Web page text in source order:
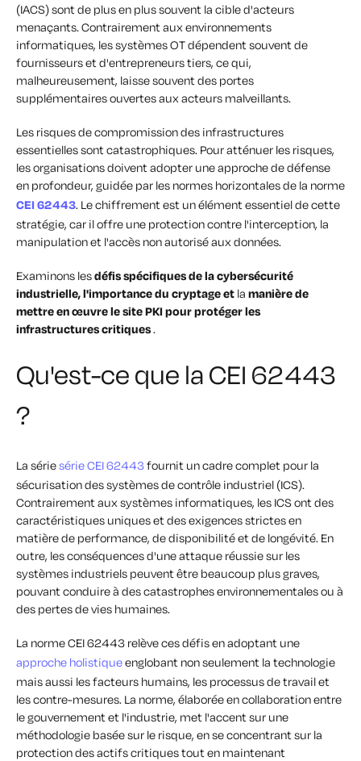
(IACS) sont de plus en plus souvent la cible d'acteurs
menaçants. Contrairement aux environnements
informatiques, les systèmes OT dépendent souvent de
fournisseurs et d'entrepreneurs tiers, ce qui,
malheureusement, laisse souvent des portes
supplémentaires ouvertes aux acteurs malveillants.
Les risques de compromission des infrastructures
essentielles sont catastrophiques. Pour atténuer les risques,
les organisations doivent adopter une approche de défense
en profondeur, guidée par les normes horizontales de la norme
CEI 62443. Le chiffrement est un élément essentiel de cette
stratégie, car il offre une protection contre l'interception, la
manipulation et l'accès non autorisé aux données.
Examinons lesdéfis spécifiques de la cybersécurité
industrielle, l'importance du cryptage et la manière de
mettre en œuvre le site PKI pour protéger les
infrastructures critiques.
Qu'est-ce que la CEI 62443
?
La sériesérie CEI 62443fournit un cadre complet pour la
sécurisation des systèmes de contrôle industriel (ICS).
Contrairement aux systèmes informatiques, les ICS ont des
caractéristiques uniques et des exigences strictes en
matière de performance, de disponibilité et de longévité. En
outre, les conséquences d'une attaque réussie sur les
systèmes industriels peuvent être beaucoup plus graves,
pouvant conduire à des catastrophes environnementales ou à
des pertes de vies humaines.
La norme CEI 62443 relève ces défis en adoptant une
approche holistiqueenglobant non seulement la technologie
mais aussi les facteurs humains, les processus de travail et
les contre-mesures. La norme, élaborée en collaboration entre
le gouvernement et l'industrie, met l'accent sur une
méthodologie basée sur le risque, en se concentrant sur la
protection des actifs critiques tout en maintenant